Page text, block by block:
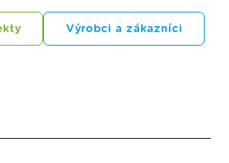
Výrobci a zákazníci